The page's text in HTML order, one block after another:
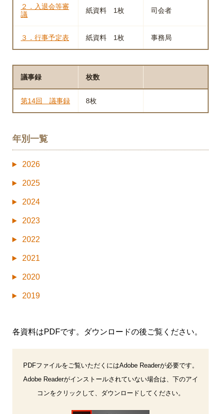
２．入退会等審
議
紙資料 1枚 司会者
３．行事予定表 紙資料 1枚 事務局
議事録 枚数
第14回 議事録 8枚
年別一覧
2026
2025
2024
2023
2022
2021
2020
2019
各資料はPDFです。ダウンロードの後ご覧ください。
PDFファイルをご覧いただくにはAdobe Readerが必要です。
Adobe Readerがインストールされていない場合は、下のアイ
コンをクリックして、ダウンロードしてください。